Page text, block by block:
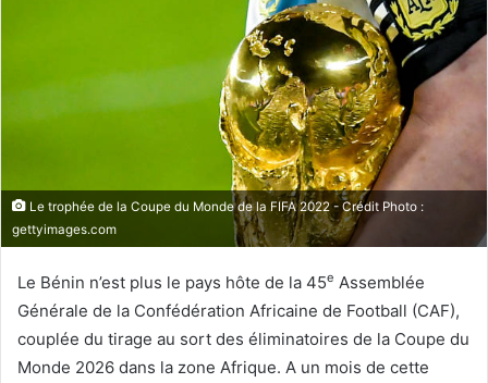
Le trophée de la Coupe du Monde de la FIFA 2022 - Crédit Photo :
gettyimages.com
Le Bénin n’est plus le pays hôte de la 45e Assemblée
Générale de la Confédération Africaine de Football (CAF),
couplée du tirage au sort des éliminatoires de la Coupe du
Monde 2026 dans la zone Afrique. A un mois de cette